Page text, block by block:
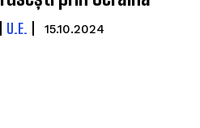
U.E. 15.10.2024